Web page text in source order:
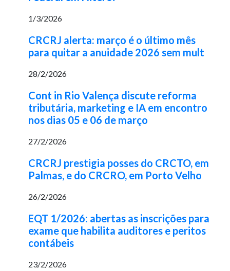
1/3/2026
CRCRJ alerta: março é o último mês
para quitar a anuidade 2026 sem mult
28/2/2026
Cont in Rio Valença discute reforma
tributária, marketing e IA em encontro
nos dias 05 e 06 de março
27/2/2026
CRCRJ prestigia posses do CRCTO, em
Palmas, e do CRCRO, em Porto Velho
26/2/2026
EQT 1/2026: abertas as inscrições para
exame que habilita auditores e peritos
contábeis
23/2/2026